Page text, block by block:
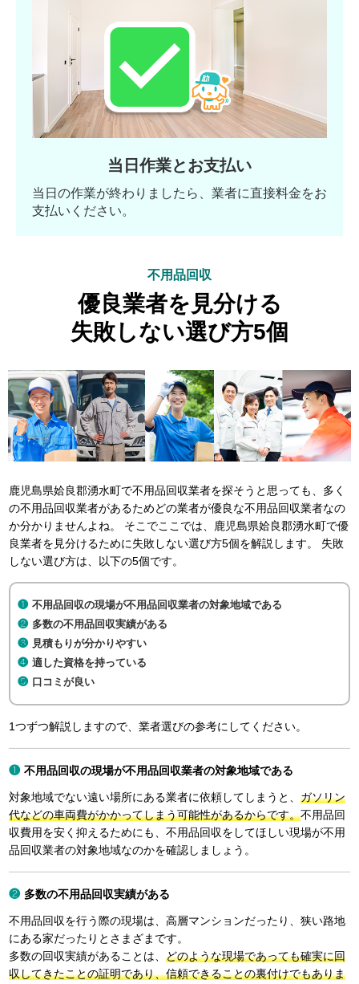
当日作業とお支払い
当日の作業が終わりましたら、業者に直接料金をお
支払いください。
不用品回収
優良業者を見分ける
失敗しない選び方5個
鹿児島県姶良郡湧水町で不用品回収業者を探そうと思っても、多く
の不用品回収業者があるためどの業者が優良な不用品回収業者なの
か分かりませんよね。 そこでここでは、鹿児島県姶良郡湧水町で優
良業者を見分けるために失敗しない選び方5個を解説します。 失敗
しない選び方は、以下の5個です。
不用品回収の現場が不用品回収業者の対象地域である
多数の不用品回収実績がある
見積もりが分かりやすい
適した資格を持っている
口コミが良い
1つずつ解説しますので、業者選びの参考にしてください。
不用品回収の現場が不用品回収業者の対象地域である
対象地域でない遠い場所にある業者に依頼してしまうと、ガソリン
代などの車両費がかかってしまう可能性があるからです。不用品回
収費用を安く抑えるためにも、不用品回収をしてほしい現場が不用
品回収業者の対象地域なのかを確認しましょう。
多数の不用品回収実績がある
不用品回収を行う際の現場は、高層マンションだったり、狭い路地
にある家だったりとさまざまです。
多数の回収実績があることは、どのような現場であっても確実に回
収してきたことの証明であり、信頼できることの裏付けでもありま